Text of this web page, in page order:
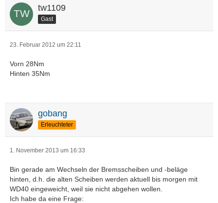
tw1109
Gast
23. Februar 2012 um 22:11
Vorn 28Nm
Hinten 35Nm
gobang
Erleuchteter
1. November 2013 um 16:33
Bin gerade am Wechseln der Bremsscheiben und -beläge
hinten, d.h. die alten Scheiben werden aktuell bis morgen mit
WD40 eingeweicht, weil sie nicht abgehen wollen.
Ich habe da eine Frage: